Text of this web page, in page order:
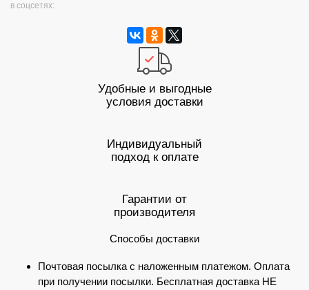
в соцсетях:
Удобные и выгодные
условия доставки
Индивидуальный
подход к оплате
Гарантии от
производителя
Способы доставки
Почтовая посылка с наложенным платежом. Оплата
при получении посылки. Бесплатная доставка НЕ